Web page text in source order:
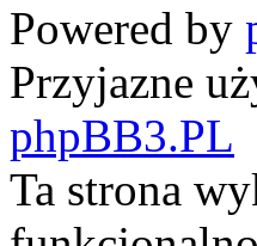
Powered by
Przyjazne
phpBB3.PL
Ta strona